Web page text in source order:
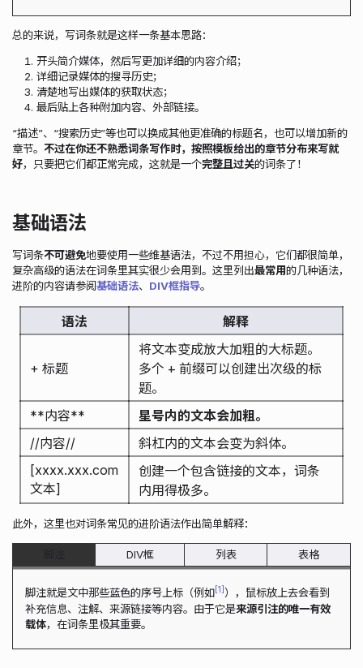
总的来说，写词条就是这样一条基本思路：
开头简介媒体，然后写更加详细的内容介绍；
详细记录媒体的搜寻历史；
清楚地写出媒体的获取状态；
最后贴上各种附加内容、外部链接。
“描述”、“搜索历史”等也可以换成其他更准确的标题名，也可以增加新的
章节。 不过在你还不熟悉词条写作时，按照模板给出的章节分布来写就
好，只要把它们都正常完成，这就是一个完整且过关的词条了！
基础语法
写词条不可避免地要使用一些维基语法，不过不用担心，它们都很简单，
复杂高级的语法在词条里其实很少会用到。这里列出最常用的几种语法，
进阶的内容请参阅基础语法、 DIV框指导。
语法 解释
+ 标题
将文本变成放大加粗的大标题。
多个 + 前缀可以创建出次级的标
题。
**内容**
星号内的文本会加粗。
//内容//
斜杠内的文本会变为斜体。
[xxxx.xxx.com
文本]
创建一个包含链接的文本，词条
内用得极多。
此外，这里也对词条常见的进阶语法作出简单解释：
DIV框 列表 表格
脚注就是文中那些蓝色的序号上标（例如 1 ），鼠标放上去会看到
补充信息、注解、来源链接等内容。由于它是来源引注的唯一有效
载体，在词条里极其重要。